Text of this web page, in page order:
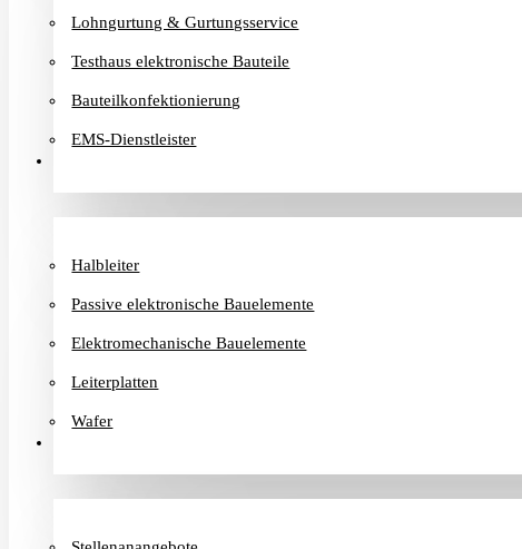
Lohngurtung & Gurtungsservice
Testhaus elektronische Bauteile
Bauteilkonfektionierung
EMS-Dienstleister
Halbleiter
Passive elektronische Bauelemente
Elektromechanische Bauelemente
Leiterplatten
Wafer